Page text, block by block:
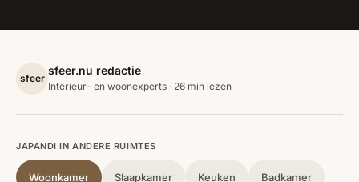
sfeer
sfeer.nu redactie
Interieur- en woonexperts · 26 min lezen
JAPANDI IN ANDERE RUIMTES
Woonkamer Slaapkamer Keuken Badkamer